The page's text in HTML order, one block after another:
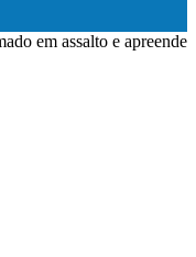
em assalto e apreende